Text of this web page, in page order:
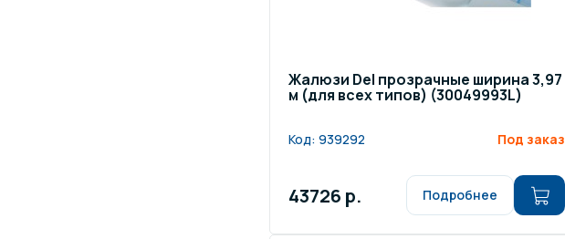
Жалюзи Del прозрачные ширина 3,97
м (для всех типов) (30049993L)
Код: 939292 Под заказ
43726 р. Подробнее